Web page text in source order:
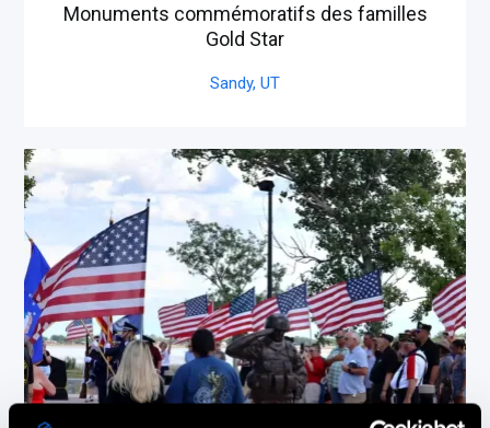
Monuments commémoratifs des familles
Gold Star
Sandy, UT